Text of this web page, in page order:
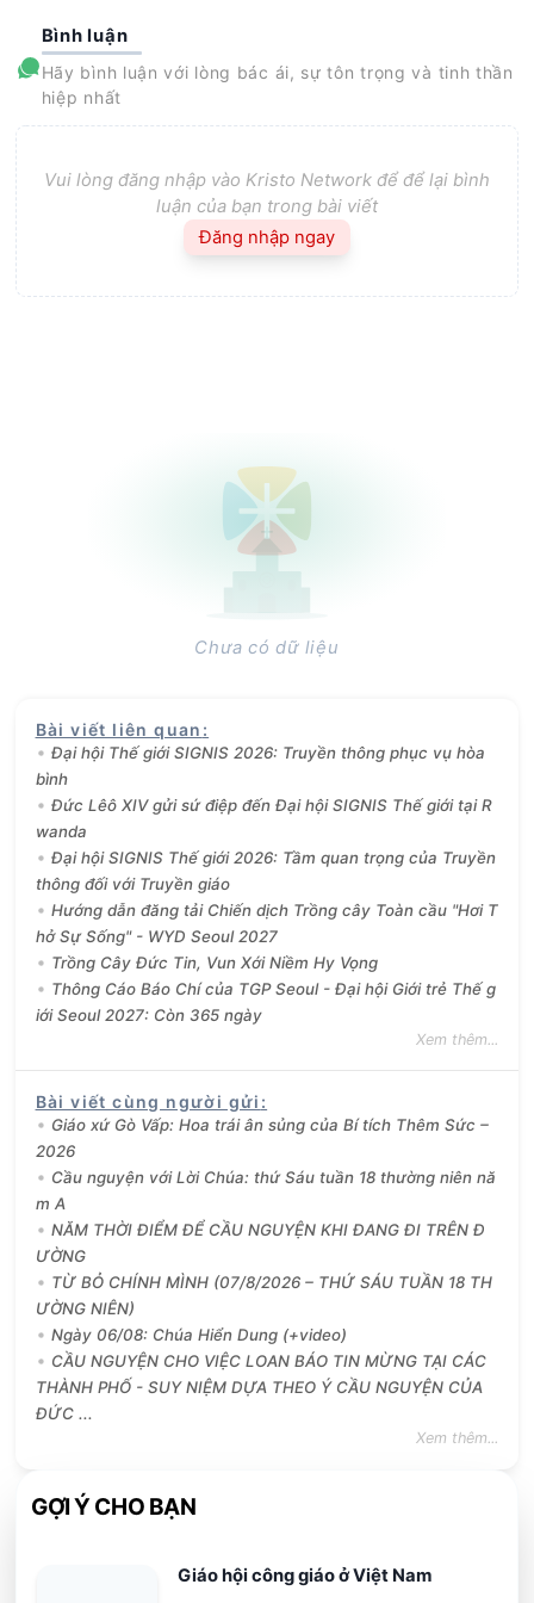
Bình luận
Hãy bình luận với lòng bác ái, sự tôn trọng và tinh thần
hiệp nhất
Vui lòng đăng nhập vào Kristo Network để để lại bình
luận của bạn trong bài viết
Đăng nhập ngay
Chưa có dữ liệu
Bài viết liên quan :
Đại hội Thế giới SIGNIS 2026: Truyền thông phục vụ hòa
bình
Đức Lêô XIV gửi sứ điệp đến Đại hội SIGNIS Thế giới tại R
wanda
Đại hội SIGNIS Thế giới 2026: Tầm quan trọng của Truyền
thông đối với Truyền giáo
Hướng dẫn đăng tải Chiến dịch Trồng cây Toàn cầu "Hơi T
hở Sự Sống" - WYD Seoul 2027
Trồng Cây Đức Tin, Vun Xới Niềm Hy Vọng
Thông Cáo Báo Chí của TGP Seoul - Đại hội Giới trẻ Thế g
iới Seoul 2027: Còn 365 ngày
Xem thêm...
Bài viết cùng người gửi :
Giáo xứ Gò Vấp: Hoa trái ân sủng của Bí tích Thêm Sức –
2026
Cầu nguyện với Lời Chúa: thứ Sáu tuần 18 thường niên nă
m A
NĂM THỜI ĐIỂM ĐỂ CẦU NGUYỆN KHI ĐANG ĐI TRÊN Đ
ƯỜNG
TỪ BỎ CHÍNH MÌNH (07/8/2026 – THỨ SÁU TUẦN 18 TH
ƯỜNG NIÊN)
Ngày 06/08: Chúa Hiển Dung (+video)
CẦU NGUYỆN CHO VIỆC LOAN BÁO TIN MỪNG TẠI CÁC
THÀNH PHỐ - SUY NIỆM DỰA THEO Ý CẦU NGUYỆN CỦA
ĐỨC ...
Xem thêm...
GỢI Ý CHO BẠN
Giáo hội công giáo ở Việt Nam